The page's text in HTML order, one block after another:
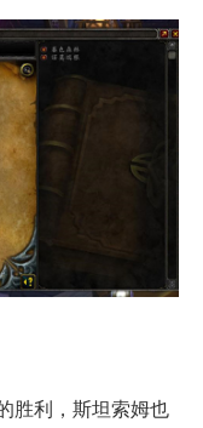
胜利，斯坦索姆也